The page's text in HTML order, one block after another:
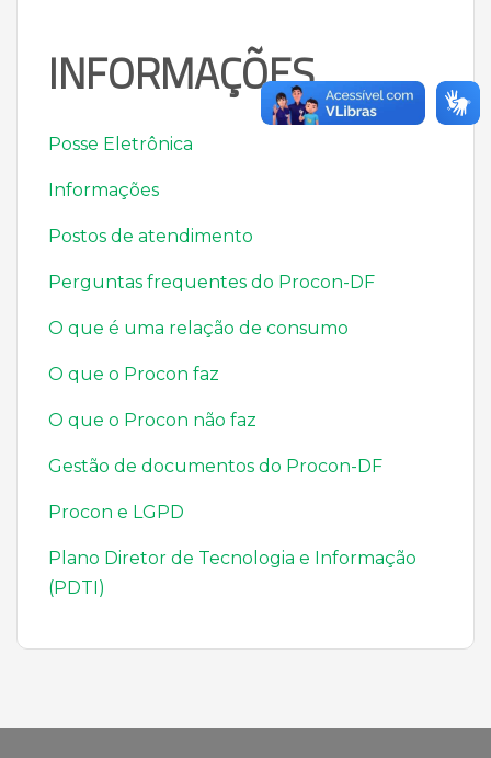
INFORMAÇÕES
Posse Eletrônica
Informações
Postos de atendimento
Perguntas frequentes do Procon-DF
O que é uma relação de consumo
O que o Procon faz
O que o Procon não faz
Gestão de documentos do Procon-DF
Procon e LGPD
Plano Diretor de Tecnologia e Informação
(PDTI)